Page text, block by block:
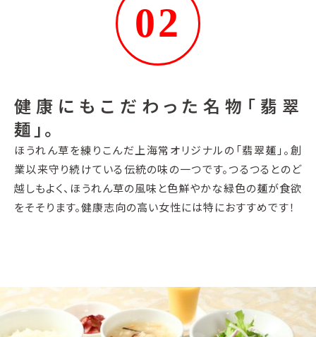
02
健康にもこだわった名物「翡翠
麺」。
ほうれん草を練りこんだ上海常オリジナルの「翡翠麺」。創
業以来守り続けている伝統の味の一つです。つるつるとのど
越しもよく、ほうれん草の風味と色鮮やかな緑色の麺が食欲
をそそります。健康志向の高い女性には特におすすめです！